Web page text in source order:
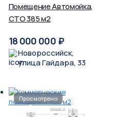
Помещение Автомойка,
СТО 385 м2
18 000 000 ₽
Новороссийск,
улица Гайдара, 33